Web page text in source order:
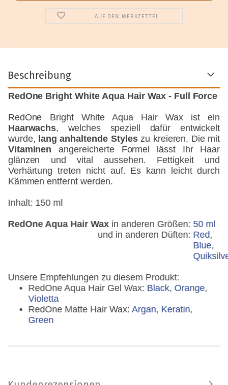
AUF DEN MERKZETTEL
Beschreibung
RedOne Bright White Aqua Hair Wax - Full Force
RedOne Bright White Aqua Hair Wax ist ein
Haarwachs, welches speziell dafür entwickelt
wurde, lang anhaltende Styleszu kreieren. Die mit
Vitaminen angereicherte Formel lässt Ihr Haar
glänzen und vital aussehen. Fettigkeit und
Verhärtung treten nicht auf. Es kann leicht durch
Kämmen entfernt werden.
Inhalt: 150 ml
RedOne Aqua Hair Wax in anderen Größen: 50 ml
und in anderen Düften: Red,
Blue,
Unsere Empfehlungen zu diesem Produkt:
RedOne Aqua Hair Gel Wax: Black, Orange,
Violetta
RedOne Matte Hair Wax: Argan, Keratin,
Green